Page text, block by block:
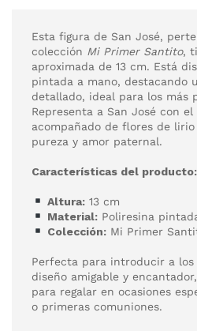
Esta figura de San José,
colección Mi Primer Santito,
aproximada de 13 cm. Está
pintada a mano, destacando
detallado, ideal para los más
Representa a San José con
acompañado de flores de
pureza y amor paternal.
Características del producto:
Altura:13 cm
Material:Poliresina
Colección:Mi Primer
Perfecta para introducir a
diseño amigable y
para regalar en ocasiones
o primeras comuniones.